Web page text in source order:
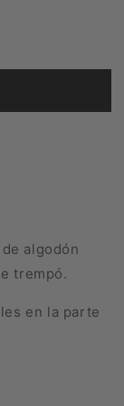
algodón
trempó.
en la parte